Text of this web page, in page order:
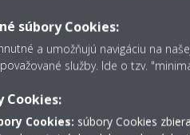
súbory Cookies:
a umožňujú navigáciu na
služby. Ide o tzv.
Cookies:
Cookies: súbory Cookies